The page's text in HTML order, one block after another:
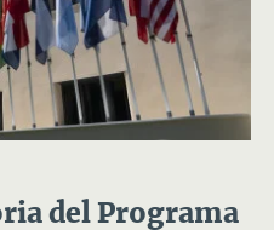
del Programa